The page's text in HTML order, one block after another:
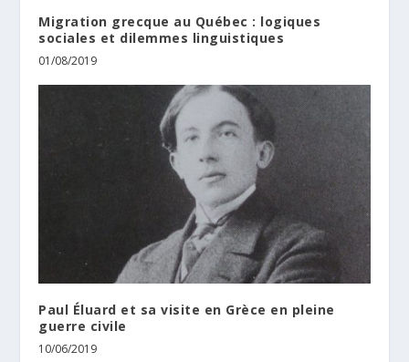
Migration grecque au Québec : logiques
sociales et dilemmes linguistiques
01/08/2019
Paul Éluard et sa visite en Grèce en pleine
guerre civile
10/06/2019